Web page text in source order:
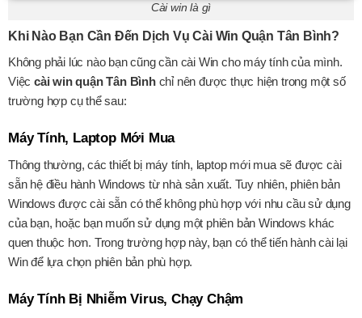
Cài win là gì
Khi Nào Bạn Cần Đến Dịch Vụ Cài Win Quận Tân Bình?
Không phải lúc nào bạn cũng cần cài Win cho máy tính của mình.
Việc cài win quận Tân Bìnhchỉ nên được thực hiện trong một số
trường hợp cụ thể sau:
Máy Tính, Laptop Mới Mua
Thông thường, các thiết bị máy tính, laptop mới mua sẽ được cài
sẵn hệ điều hành Windows từ nhà sản xuất. Tuy nhiên, phiên bản
Windows được cài sẵn có thể không phù hợp với nhu cầu sử dụng
của bạn, hoặc bạn muốn sử dụng một phiên bản Windows khác
quen thuộc hơn. Trong trường hợp này, bạn có thể tiến hành cài lại
Win để lựa chọn phiên bản phù hợp.
Máy Tính Bị Nhiễm Virus, Chạy Chậm